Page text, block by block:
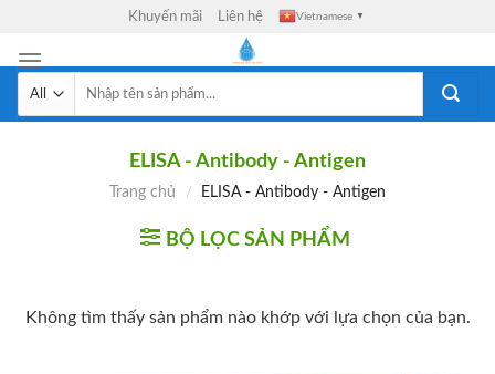
content
Khuyến mãi Liên hệ Vietnamese ▼
kiếm:
ELISA - Antibody - Antigen
Trang chủ / ELISA - Antibody - Antigen
BỘ LỌC SẢN PHẨM
Không tìm thấy sản phẩm nào khớp với lựa chọn của bạn.